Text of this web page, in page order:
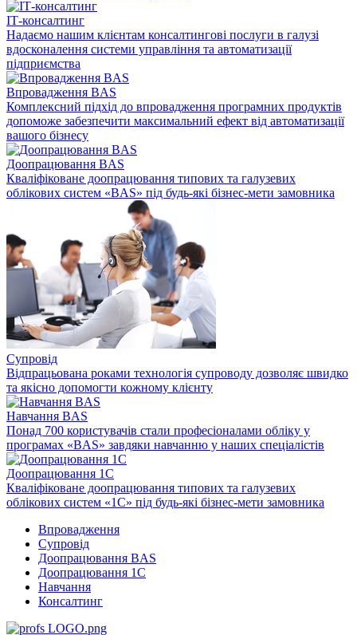
ІТ-консалтинг
Надаємо нашим клієнтам консалтингові послуги в галузі
вдосконалення системи управління та автоматизації
підприємства
Впровадження BAS
Комплексний підхід до впровадження програмних продуктів
допоможе забезпечити максимальний ефект від автоматизації
вашого бізнесу
Доопрацювання BAS
Кваліфіковане доопрацювання типових та галузевих
облікових систем «BAS» під будь-які бізнес-мети замовника
Супровід
Відпрацьована роками технологія супроводу дозволяє швидко
та якісно допомогти кожному клієнту
Навчання BAS
Понад 700 користувачів стали професіоналами обліку у
програмах «BAS» завдяки навчанню у наших спеціалістів
Доопрацювання 1C
Кваліфіковане доопрацювання типових та галузевих
облікових систем «1С» під будь-які бізнес-мети замовника
Впровадження
Супровід
Доопрацювання BAS
Доопрацювання 1C
Навчання
Консалтинг